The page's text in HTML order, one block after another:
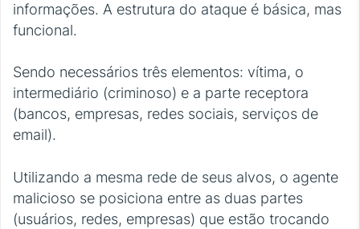
informações. A estrutura do ataque é básica, mas
funcional.
Sendo necessários três elementos: vítima, o
intermediário (criminoso) e a parte receptora
(bancos, empresas, redes sociais, serviços de
email).
Utilizando a mesma rede de seus alvos, o agente
malicioso se posiciona entre as duas partes
(usuários, redes, empresas) que estão trocando